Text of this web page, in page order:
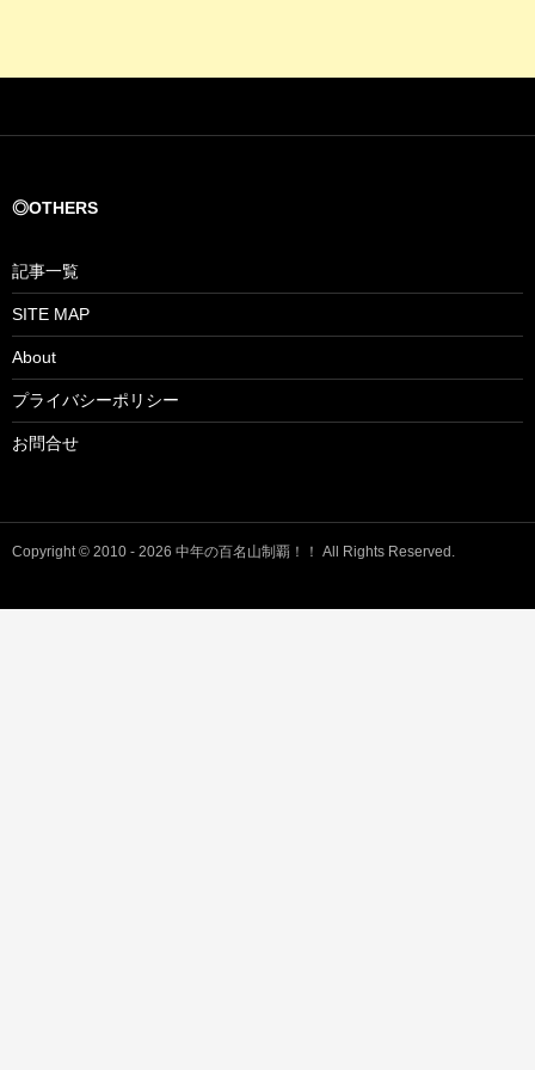
◎OTHERS
記事一覧
SITE MAP
About
プライバシーポリシー
お問合せ
Copyright © 2010 - 2026 中年の百名山制覇！！ All Rights Reserved.